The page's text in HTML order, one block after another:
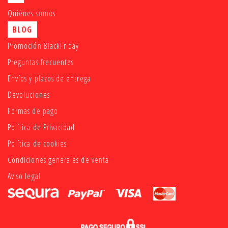
Quiénes somos
BLOG
Promoción BlackFriday
Preguntas frecuentes
Envíos y plazos de entrega
Devoluciones
Formas de pago
Política de Privacidad
Política de cookies
Condiciones generales de venta
Aviso legal